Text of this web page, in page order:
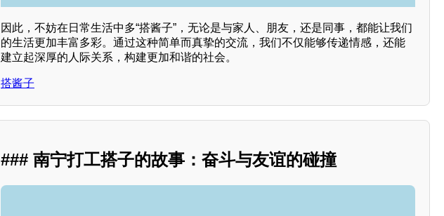
因此，不妨在日常生活中多“搭酱子”，无论是与家人、朋友，还是同事，都能让我们
的生活更加丰富多彩。通过这种简单而真挚的交流，我们不仅能够传递情感，还能
建立起深厚的人际关系，构建更加和谐的社会。
搭酱子
### 南宁打工搭子的故事：奋斗与友谊的碰撞